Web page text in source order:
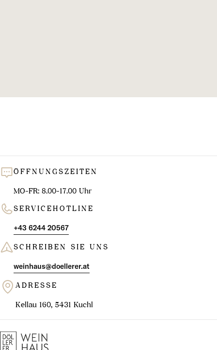
ÖFFNUNGSZEITEN
MO-FR: 8.00-17.00 Uhr
SERVICEHOTLINE
+43 6244 20567
SCHREIBEN SIE UNS
weinhaus@doellerer.at
ADRESSE
Kellau 160, 5431 Kuchl